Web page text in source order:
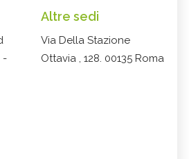
-
Altre sedi
Via Della Stazione
Ottavia , 128. 00135 Roma